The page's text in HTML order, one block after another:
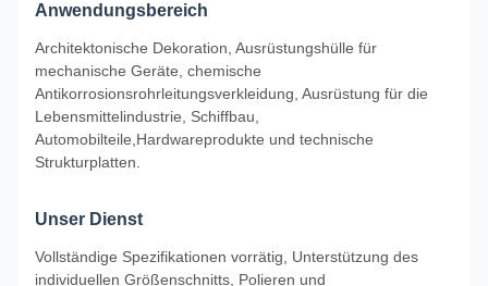
Anwendungsbereich
Architektonische Dekoration, Ausrüstungshülle für
mechanische Geräte, chemische
Antikorrosionsrohrleitungsverkleidung, Ausrüstung für die
Lebensmittelindustrie, Schiffbau,
Automobilteile,Hardwareprodukte und technische
Strukturplatten.
Unser Dienst
Vollständige Spezifikationen vorrätig, Unterstützung des
individuellen Größenschnitts, Polieren und